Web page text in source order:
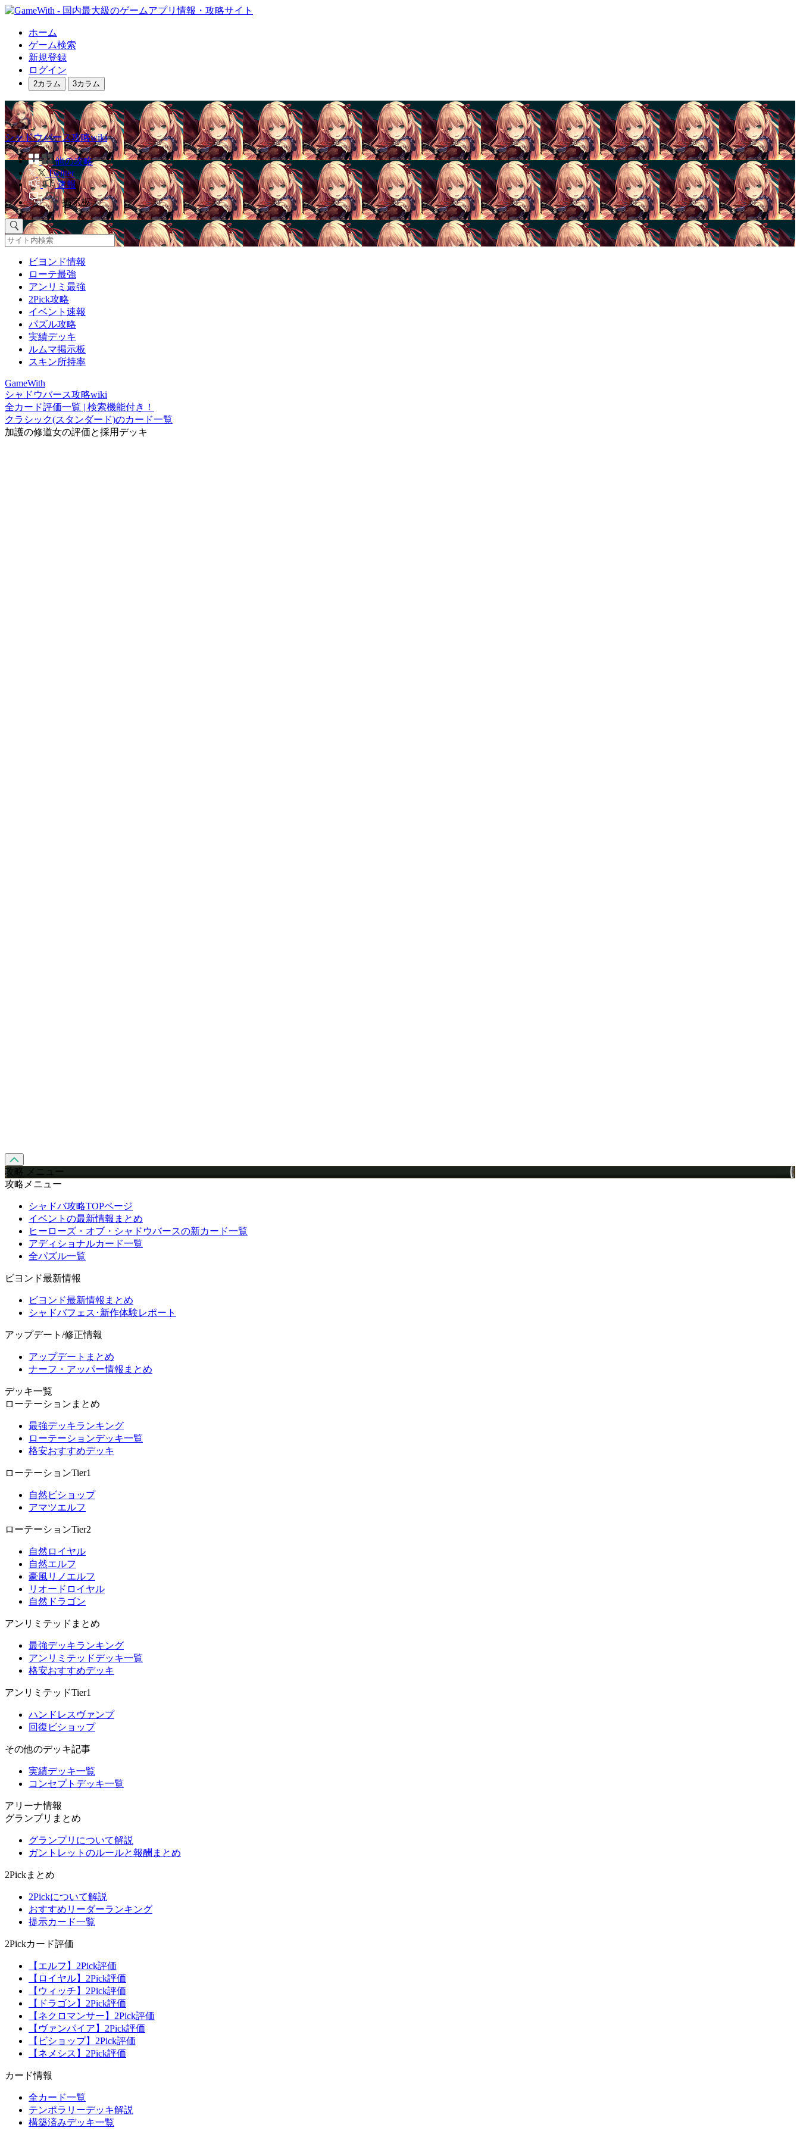
ホーム
ゲーム検索
新規登録
ログイン
2カラム 3カラム
シャドウバース攻略wiki
他の攻略
Twitter
速報
掲示板
ビヨンド情報
ローテ最強
アンリミ最強
2Pick攻略
イベント速報
パズル攻略
実績デッキ
ルムマ掲示板
スキン所持率
GameWith
シャドウバース攻略wiki
全カード評価一覧 | 検索機能付き！
クラシック(スタンダード)のカード一覧
加護の修道女の評価と採用デッキ
攻略 メニュー
攻略メニュー
シャドバ攻略TOPページ
イベントの最新情報まとめ
ヒーローズ・オブ・シャドウバースの新カード一覧
アディショナルカード一覧
全パズル一覧
ビヨンド最新情報
ビヨンド最新情報まとめ
シャドバフェス･新作体験レポート
アップデート/修正情報
アップデートまとめ
ナーフ・アッパー情報まとめ
デッキ一覧
ローテーションまとめ
最強デッキランキング
ローテーションデッキ一覧
格安おすすめデッキ
ローテーションTier1
自然ビショップ
アマツエルフ
ローテーションTier2
自然ロイヤル
自然エルフ
豪風リノエルフ
リオードロイヤル
自然ドラゴン
アンリミテッドまとめ
最強デッキランキング
アンリミテッドデッキ一覧
格安おすすめデッキ
アンリミテッドTier1
ハンドレスヴァンプ
回復ビショップ
その他のデッキ記事
実績デッキ一覧
コンセプトデッキ一覧
アリーナ情報
グランプリまとめ
グランプリについて解説
ガントレットのルールと報酬まとめ
2Pickまとめ
2Pickについて解説
おすすめリーダーランキング
提示カード一覧
2Pickカード評価
【エルフ】2Pick評価
【ロイヤル】2Pick評価
【ウィッチ】2Pick評価
【ドラゴン】2Pick評価
【ネクロマンサー】2Pick評価
【ヴァンパイア】2Pick評価
【ビショップ】2Pick評価
【ネメシス】2Pick評価
カード情報
全カード一覧
テンポラリーデッキ解説
構築済みデッキ一覧